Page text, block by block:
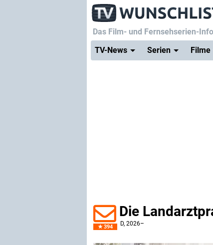
Das Film- und Fernsehserien-
TV-News
Serien Filme
394
Die
D, 2026–